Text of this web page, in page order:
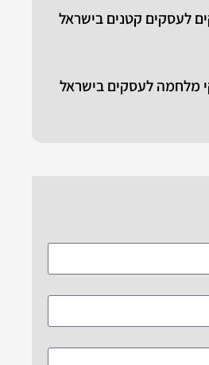
לעסקים קטנים בישראל
מלחמה לעסקים בישראל